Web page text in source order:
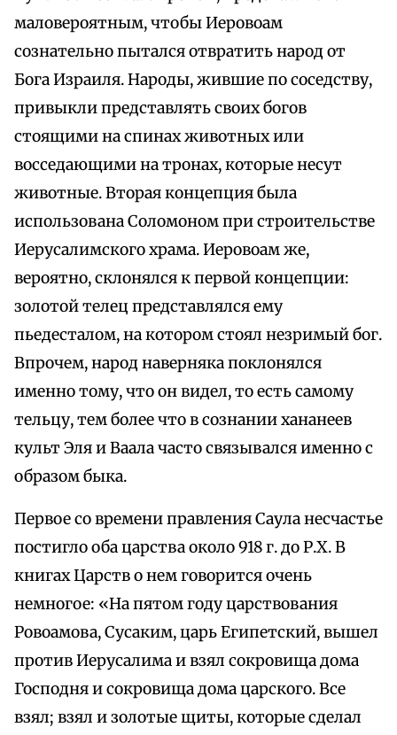
маловероятным, чтобы Иеровоам
сознательно пытался отвратить народ от
Бога Израиля. Народы, жившие по соседству,
привыкли представлять своих богов
стоящими на спинах животных или
восседающими на тронах, которые несут
животные. Вторая концепция была
использована Соломоном при строительстве
Иерусалимского храма. Иеровоам же,
вероятно, склонялся к первой концепции:
золотой телец представлялся ему
пьедесталом, на котором стоял незримый бог.
Впрочем, народ наверняка поклонялся
именно тому, что он видел, то есть самому
тельцу, тем более что в сознании хананеев
культ Эля и Ваала часто связывался именно с
образом быка.
Первое со времени правления Саула несчастье
постигло оба царства около 918 г. до Р.Х. В
книгах Царств о нем говорится очень
немногое: «На пятом году царствования
Ровоамова, Сусаким, царь Египетский, вышел
против Иерусалима и взял сокровища дома
Господня и сокровища дома царского. Все
взял; взял и золотые щиты, которые сделал